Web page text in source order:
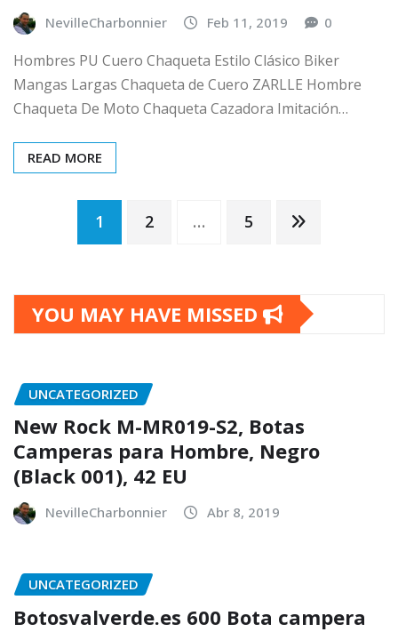
NevilleCharbonnier Feb 11, 2019 0
Hombres PU Cuero Chaqueta Estilo Clásico Biker
Mangas Largas Chaqueta de Cuero ZARLLE Hombre
Chaqueta De Moto Chaqueta Cazadora Imitación…
READ MORE
Posts
1 2 … 5
YOU MAY HAVE MISSED
UNCATEGORIZED
New Rock M-MR019-S2, Botas
Camperas para Hombre, Negro
(Black 001), 42 EU
NevilleCharbonnier Abr 8, 2019
UNCATEGORIZED
Botosvalverde.es 600 Bota campera